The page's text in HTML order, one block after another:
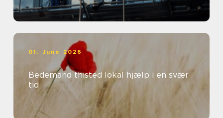
01. June 2026
Bedemand thisted lokal hjælp i en svær
tid